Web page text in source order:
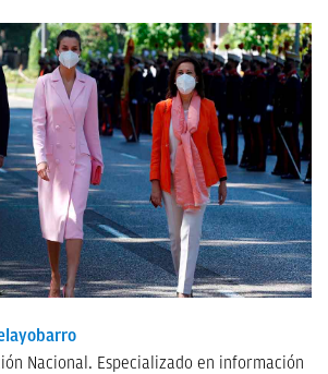
Nacional. Especializado en información